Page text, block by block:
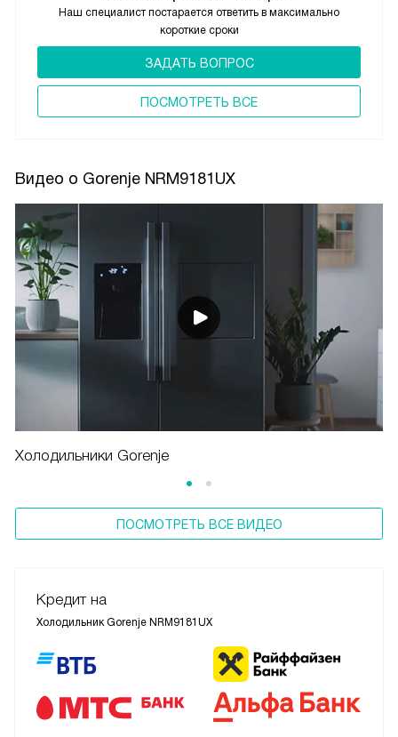
Наш специалист постарается ответить в максимально
короткие сроки
ЗАДАТЬ ВОПРОС
ПОCМОТРЕТЬ ВСЕ
Видео о Gorenje NRM9181UX
Холодильники Gorenje
ПОСМОТРЕТЬ ВСЕ ВИДЕО
Кредит на
Холодильник Gorenje NRM9181UX